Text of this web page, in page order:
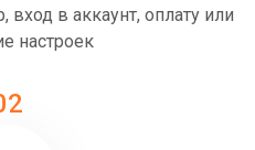
вход в аккаунт, оплату или
настроек